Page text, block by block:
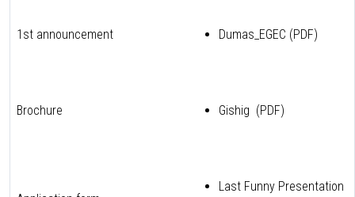
1st announcement Dumas_EGEC (PDF)
Brochure Gishig (PDF)
Last Funny Presentation